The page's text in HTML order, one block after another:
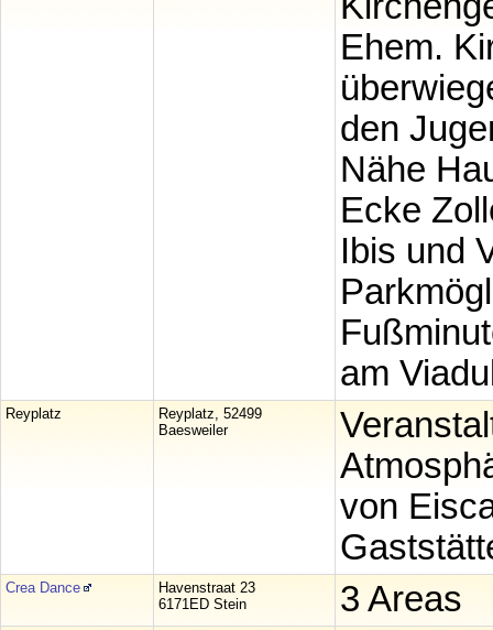
Ehem.
den
Nähe
Ecke
Ibis und
am
Reyplatz
Reyplatz, 52499
Baesweiler
von
Crea Dance
Havenstraat 23
6171ED Stein
3 Areas